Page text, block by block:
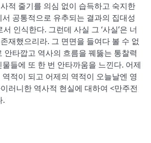
적 줄기를 의심 없이 습득하고 숙지한
공통적으로 유추되는 결과의 집대성
서 인식한다. 그런데 사실 그 ‘사실’은 너
재했으리라. 그 면면을 들여다 볼 수 없
안타깝고 역사의 흐름을 꿰뚫는 통찰력
들에 또 한 번 안타까움을 느낀다. 어제
적이 되고 어제의 역적이 오늘날엔 영
러니한 역사적 현실에 대하여 <만주전
.